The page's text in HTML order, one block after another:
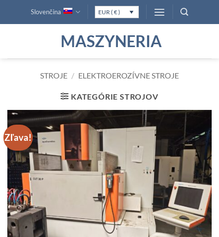
Slovenčina EUR ( € )
MASZYNERIA
STROJE / ELEKTROEROZÍVNE STROJE
KATEGÓRIE STROJOV
Zľava!